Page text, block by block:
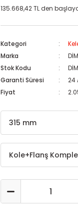
135.668,42 TL den
Kategori
Marka
DİM
Stok Kodu
Garanti Süresi
24
Fiyat